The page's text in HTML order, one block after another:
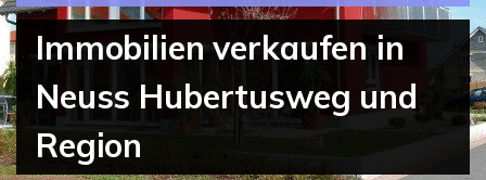
Immobilien verkaufen in
Neuss Hubertusweg und
Region